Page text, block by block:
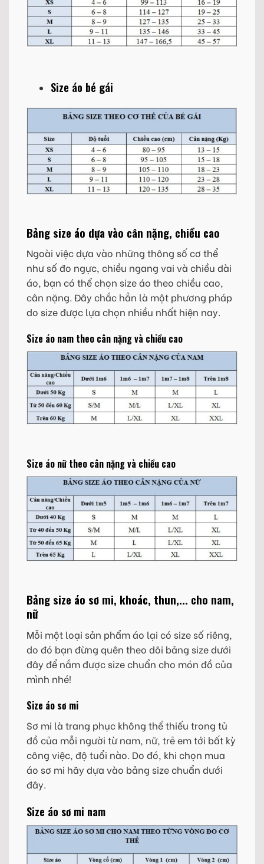
Size áo bé gái
Bảng size áo dựa vào cân nặng, chiều cao
Ngoài việc dựa vào những thông số cơ thể
như số đo ngực, chiều ngang vai và chiều dài
áo, bạn có thể chọn size áo theo chiều cao,
cân nặng. Đây chắc hẳn là một phương pháp
do size được lựa chọn nhiều nhất hiện nay.
Size áo nam theo cân nặng và chiều cao
Size áo nữ theo cân nặng và chiều cao
Bảng size áo sơ mi, khoác, thun,... cho nam,
nữ
Mỗi một loại sản phẩm áo lại có size số riêng,
do đó bạn đừng quên theo dõi bảng size dưới
đây để nắm được size chuẩn cho món đồ của
mình nhé!
Size áo sơ mi
Sơ mi là trang phục không thể thiếu trong tủ
đồ của mỗi người từ nam, nữ, trẻ em tới bất kỳ
công việc, độ tuổi nào. Do đó, khi chọn mua
áo sơ mi hãy dựa vào bảng size chuẩn dưới
đây.
Size áo sơ mi nam